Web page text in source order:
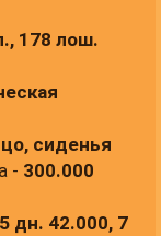
178 лош.
сиденья
- 300.000
дн. 42.000, 7